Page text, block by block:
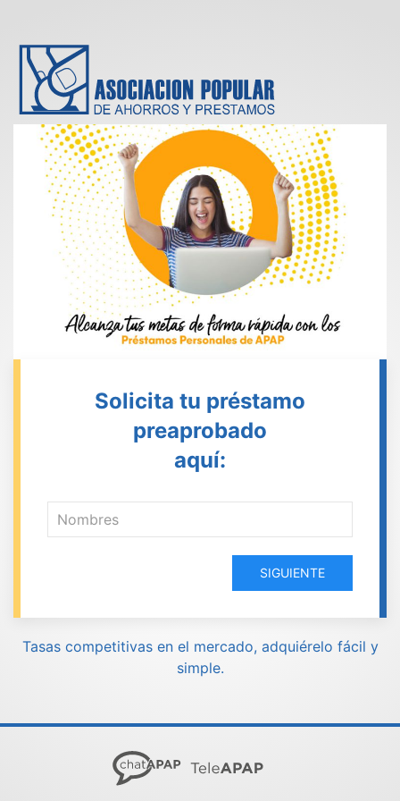
Solicita tu préstamo
preaprobado
aquí:
SIGUIENTE
Tasas competitivas en el mercado, adquiérelo fácil y
simple.